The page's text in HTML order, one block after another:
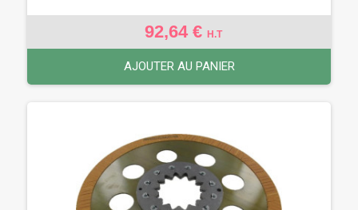
92,64 € H.T
AJOUTER AU PANIER